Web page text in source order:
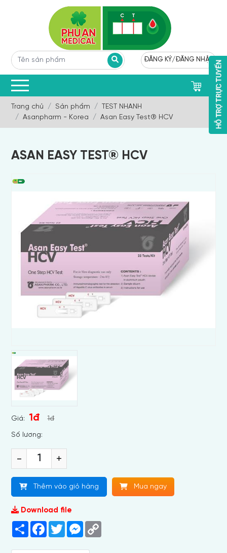
ĐĂNG KÝ/ĐĂNG NHẬP
Trang chủ Sản phẩm
TEST NHANH
Asanpharm - Korea
Asan Easy Test® HCV
ASAN EASY TEST® HCV
Giá: 1đ 1đ
Số lương:
- +
Thêm vào giỏ hàng Mua ngay
Download file
Share Facebook
TwitterMessenger